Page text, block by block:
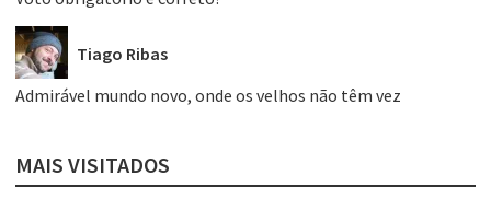
Tiago Ribas
Admirável mundo novo, onde os velhos não têm vez
MAIS VISITADOS